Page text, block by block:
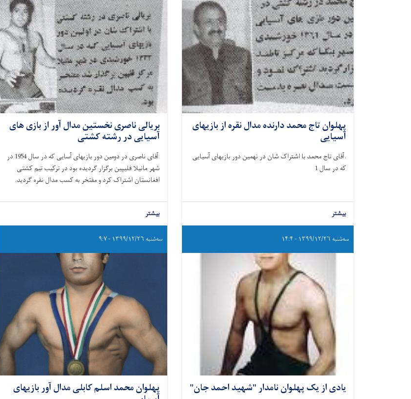
پهلوان تاج محمد دارنده مدال نقره از بازیهای
آسیایی
.آقای تاج محمد با اشتراک شان در نهمین دور بازیهای آسیایی
که در سال 1
بیشتر
بریالی ناصری نخستین مدال آور از بازی های
آسیایی در رشته کشتی
آقای ناصری در دومین دور بازیهای آسایی که در سال 1954 در
شهر مانیلا فلیپین برگزار گردیده بود در ترکیب تیم کشتی
افغانستان اشتراک کرد و مفتخر به کسب مدال نقره گردید.
بیشتر
سه‌شنبه ۱۳۹۹/۱۲/۲۶ - ۱۴:۴
یادی از یک پهلوان نامدار "شهید احمد جان"
سه‌شنبه ۱۳۹۹/۱۲/۲۶ - ۹:۷
پهلوان محمد اسلم کابلی مدال آور بازیهای